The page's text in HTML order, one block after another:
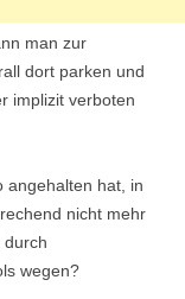
man zur
dort parken und
implizit verboten
angehalten hat, in
nicht mehr
durch
wegen?